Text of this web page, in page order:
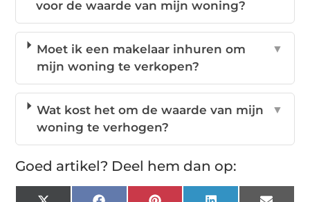
voor de waarde van mijn woning?
Moet ik een makelaar inhuren om
mijn woning te verkopen?
▼
Wat kost het om de waarde van mijn
woning te verhogen?
▼
Goed artikel? Deel hem dan op: